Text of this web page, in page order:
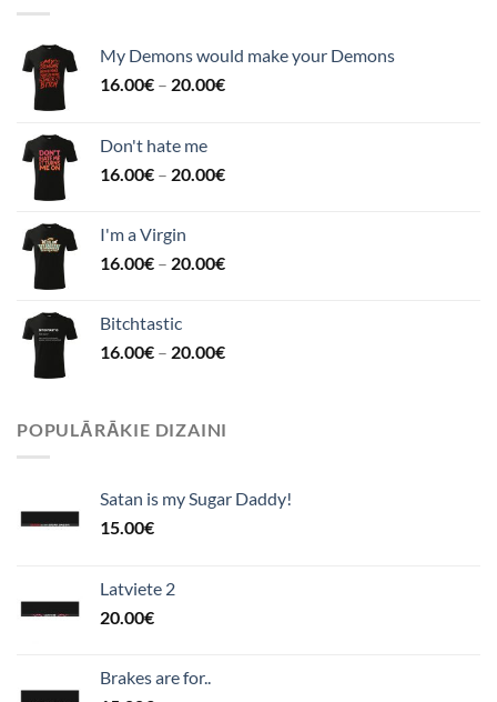
My Demons would make your Demons
16.00€ – 20.00€
Don't hate me
16.00€ – 20.00€
I'm a Virgin
16.00€ – 20.00€
Bitchtastic
16.00€ – 20.00€
POPULĀRĀKIE DIZAINI
Satan is my Sugar Daddy!
15.00€
Latviete 2
20.00€
Brakes are for..